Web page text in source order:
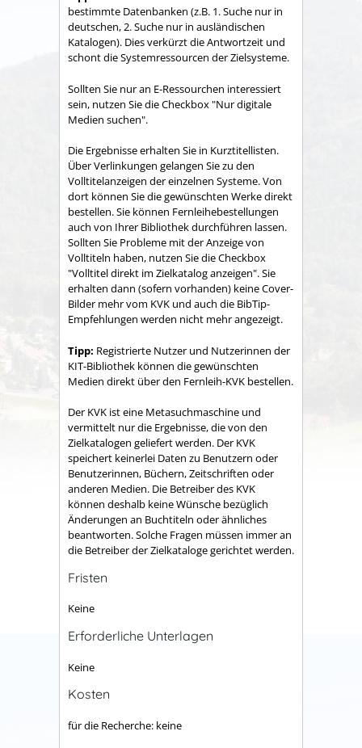
bestimmte Datenbanken (z.B. 1. Suche nur in
deutschen, 2. Suche nur in ausländischen
Katalogen). Dies verkürzt die Antwortzeit und
schont die Systemressourcen der Zielsysteme.
Sollten Sie nur an E-Ressourchen interessiert
sein, nutzen Sie die Checkbox "Nur digitale
Medien suchen".
Die Ergebnisse erhalten Sie in Kurztitellisten.
Über Verlinkungen gelangen Sie zu den
Volltitelanzeigen der einzelnen Systeme. Von
dort können Sie die gewünschten Werke direkt
bestellen. Sie können Fernleihebestellungen
auch von Ihrer Bibliothek durchführen lassen.
Sollten Sie Probleme mit der Anzeige von
Volltiteln haben, nutzen Sie die Checkbox
"Volltitel direkt im Zielkatalog anzeigen". Sie
erhalten dann (sofern vorhanden) keine Cover-
Bilder mehr vom KVK und auch die BibTip-
Empfehlungen werden nicht mehr angezeigt.
Tipp: Registrierte Nutzer und Nutzerinnen der
KIT-Bibliothek können die gewünschten
Medien direkt über den Fernleih-KVK bestellen.
Der KVK ist eine Metasuchmaschine und
vermittelt nur die Ergebnisse, die von den
Zielkatalogen geliefert werden. Der KVK
speichert keinerlei Daten zu Benutzern oder
Benutzerinnen, Büchern, Zeitschriften oder
anderen Medien. Die Betreiber des KVK
können deshalb keine Wünsche bezüglich
Änderungen an Buchtiteln oder ähnliches
beantworten. Solche Fragen müssen immer an
die Betreiber der Zielkataloge gerichtet werden.
Fristen
Keine
Erforderliche Unterlagen
Keine
Kosten
für die Recherche: keine